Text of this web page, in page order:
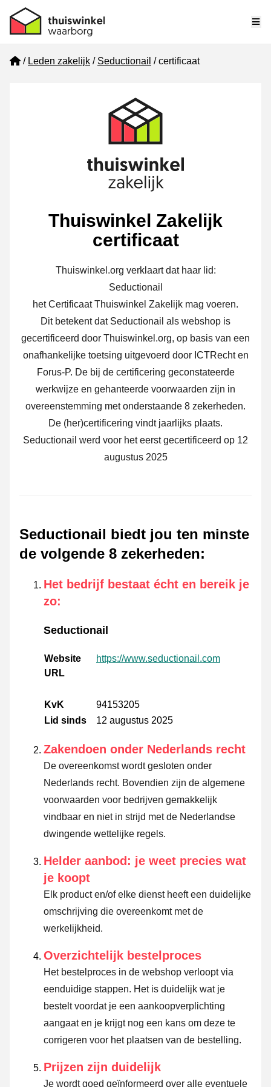
Home
Leden zakelijk Seductionail certificaat
Thuiswinkel Zakelijk
certificaat
Thuiswinkel.org verklaart dat haar lid:
Seductionail
het Certificaat Thuiswinkel Zakelijk mag voeren.
Dit betekent dat Seductionail als webshop is
gecertificeerd door Thuiswinkel.org, op basis van een
onafhankelijke toetsing uitgevoerd door ICTRecht en
Forus-P. De bij de certificering geconstateerde
werkwijze en gehanteerde voorwaarden zijn in
overeenstemming met onderstaande 8 zekerheden.
De (her)certificering vindt jaarlijks plaats.
Seductionail werd voor het eerst gecertificeerd op 12
augustus 2025
Seductionail biedt jou ten minste
de volgende 8 zekerheden:
Het bedrijf bestaat écht en bereik je
zo:
Seductionail
Website
URL
https://www.seductionail.com
KvK
94153205
Lid sinds
12 augustus 2025
Zakendoen onder Nederlands recht
De overeenkomst wordt gesloten onder
Nederlands recht. Bovendien zijn de algemene
voorwaarden voor bedrijven gemakkelijk
vindbaar en niet in strijd met de Nederlandse
dwingende wettelijke regels.
Helder aanbod: je weet precies wat
je koopt
Elk product en/of elke dienst heeft een duidelijke
omschrijving die overeenkomt met de
werkelijkheid.
Overzichtelijk bestelproces
Het bestelproces in de webshop verloopt via
eenduidige stappen. Het is duidelijk wat je
bestelt voordat je een aankoopverplichting
aangaat en je krijgt nog een kans om deze te
corrigeren voor het plaatsen van de bestelling.
Prijzen zijn duidelijk
Je wordt goed geïnformeerd over alle eventuele